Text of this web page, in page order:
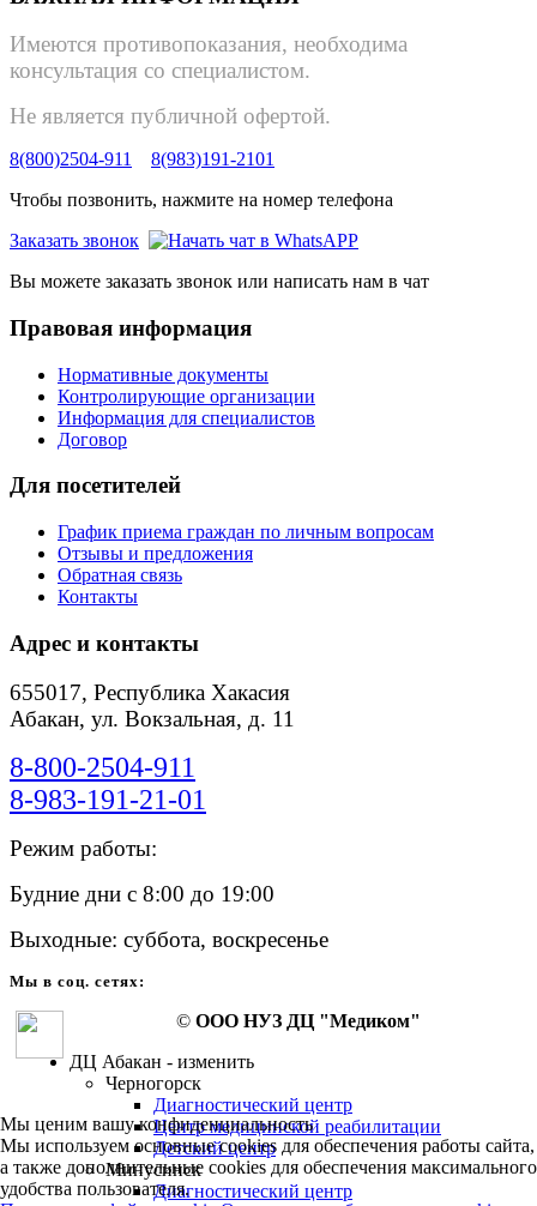
Имеются противопоказания, необходима
консультация со специалистом.
Не является публичной офертой.
8(800)2504-911
8(983)191-2101
Чтобы позвонить, нажмите на номер телефона
Заказать звонок
Вы можете заказать звонок или написать нам в чат
Правовая информация
Нормативные документы
Контролирующие организации
Информация для специалистов
Договор
Для посетителей
График приема граждан по личным вопросам
Отзывы и предложения
Обратная связь
Контакты
Адрес и контакты
655017, Республика Хакасия
Абакан, ул. Вокзальная, д. 11
8-800-2504-911
8-983-191-21-01
Режим работы:
Будние дни с 8:00 до 19:00
Выходные: суббота, воскресенье
Мы в соц. сетях:
© ООО НУЗ ДЦ "Медиком"
ДЦ Абакан - изменить
Черногорск
Диагностический центр
Центр медицинской реабилитации
Детский центр
Минусинск
Диагностический центр
Мы ценим вашу конфиденциальность
Мы используем основные cookies для обеспечения работы сайта,
а также дополнительные cookies для обеспечения максимального
удобства пользователя.